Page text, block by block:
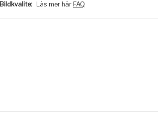
Bildkvalite:
Läs mer här FAQ